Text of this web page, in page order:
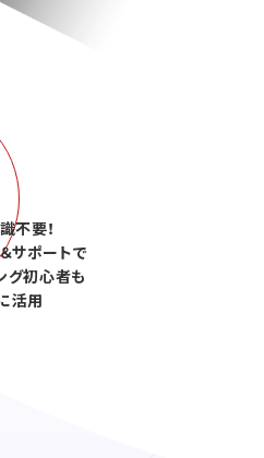
不要！
サポートで
グ初心者も
活用